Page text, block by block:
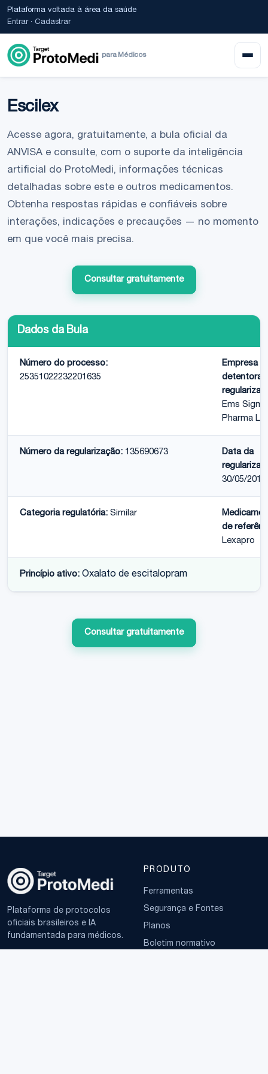
Plataforma voltada à área da saúde
Entrar· Cadastrar
para Médicos
Escilex
Acesse agora, gratuitamente, a bula oficial da
ANVISA e consulte, com o suporte da inteligência
artificial do ProtoMedi, informações técnicas
detalhadas sobre este e outros medicamentos.
Obtenha respostas rápidas e confiáveis sobre
interações, indicações e precauções — no momento
em que você mais precisa.
Consultar gratuitamente
Dados da Bula
Número do processo:
25351022232201635
Empresa
detentora
Ems Sigma
Pharma
Número da regularização: 135690673
Data da
30/05/2016
Categoria regulatória: Similar
de
Lexapro
Princípio ativo: Oxalato de escitalopram
Consultar gratuitamente
Plataforma de protocolos
oficiais brasileiros e IA
fundamentada para médicos.
PRODUTO
Ferramentas
Segurança e Fontes
Planos
Boletim normativo